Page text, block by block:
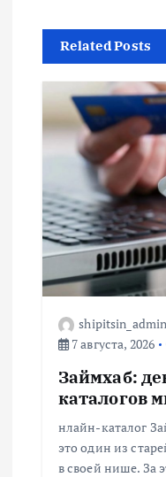
г
а
ц
и
я
п
о
Related Posts
shipitsin_admin
7 августа, 2026
Займхаб:
каталогов
нлайн-каталог
это один из
в своей нише. За